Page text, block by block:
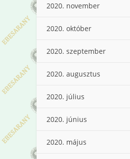
2020. november
2020. október
2020. szeptember
2020. augusztus
2020. július
2020. június
2020. május